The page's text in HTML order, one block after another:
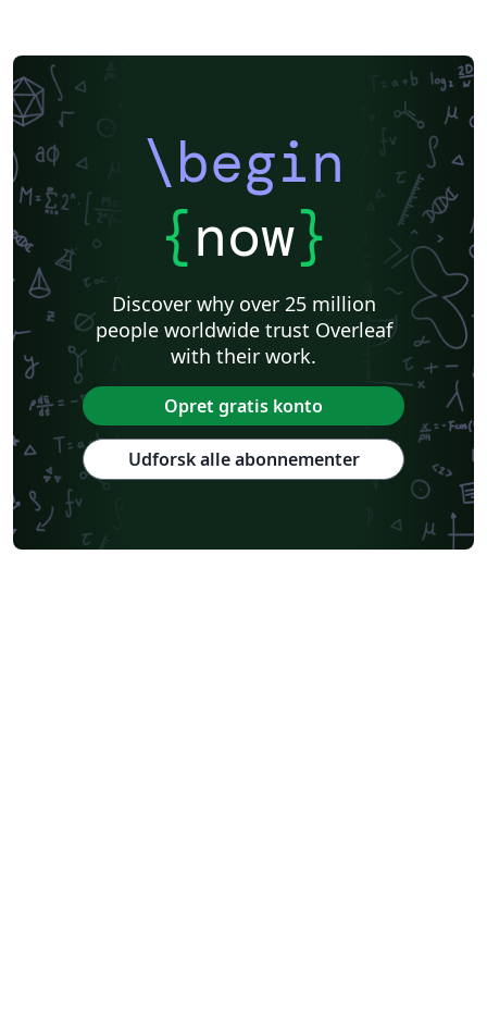
\begin
{now}
Discover why over 25 million
people worldwide trust Overleaf
with their work.
Opret gratis konto
Udforsk alle abonnementer